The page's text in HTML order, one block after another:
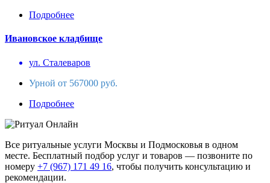
Подробнее
Ивановское кладбище
ул. Сталеваров
Урной от 567000 руб.
Подробнее
Все ритуальные услуги Москвы и Подмосковья в одном
месте. Бесплатный подбор услуг и товаров — позвоните по
номеру +7 (967) 171 49 16, чтобы получить консультацию и
рекомендации.